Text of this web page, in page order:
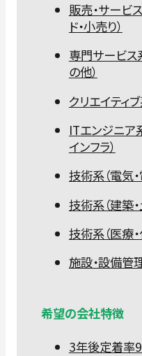
販売・サービ
ド・小売り）
専門サービス
の他）
クリエイティ
ITエンジニア
インフラ）
技術系（電気・
技術系（建築・
技術系（医療・
施設・設備管
希望の会社特徴
3年後定着率